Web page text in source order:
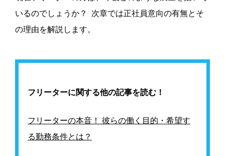
いるのでしょうか？ 次章では正社員意向の有無とそ
の理由を解説します。
フリーターに関する他の記事を読む！
フリーターの本音！ 彼らの働く目的・希望す
る勤務条件とは？